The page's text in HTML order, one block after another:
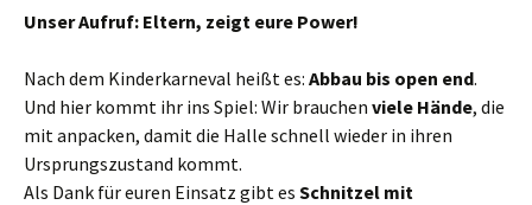
Unser Aufruf: Eltern, zeigt eure Power!
Nach dem Kinderkarneval heißt es: Abbau bis open end.
Und hier kommt ihr ins Spiel: Wir brauchen viele Hände, die
mit anpacken, damit die Halle schnell wieder in ihren
Ursprungszustand kommt.
Als Dank für euren Einsatz gibt es Schnitzel mit